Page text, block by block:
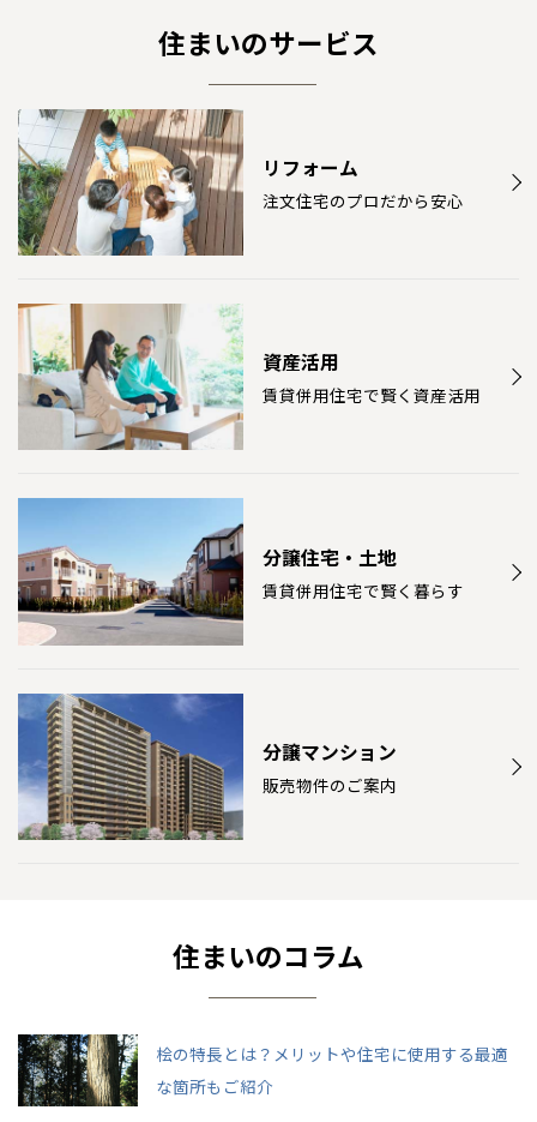
住まいのサービス
リフォーム
注文住宅のプロだから安心
資産活用
賃貸併用住宅で賢く資産活用
分譲住宅・土地
賃貸併用住宅で賢く暮らす
分譲マンション
販売物件のご案内
住まいのコラム
桧の特長とは？メリットや住宅に使用する最適
な箇所もご紹介